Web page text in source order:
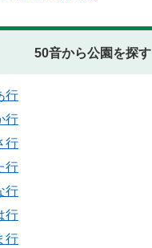
50音から公園を探す
行
行
行
行
行
行
行